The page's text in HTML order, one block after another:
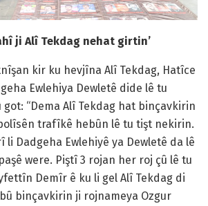
ji Alî Tekdag nehat girtin’
kir ku hevjîna Alî Tekdag, Hatîce
Ewlehiya Dewletê dide lê tu
“Dema Alî Tekdag hat binçavkirin
trafîkê hebûn lê tu tişt nekirin.
li Dadgeha Ewlehiyê ya Dewletê da lê
were. Piştî 3 rojan her roj çû lê tu
Demîr ê ku li gel Alî Tekdag di
binçavkirin ji rojnameya Ozgur